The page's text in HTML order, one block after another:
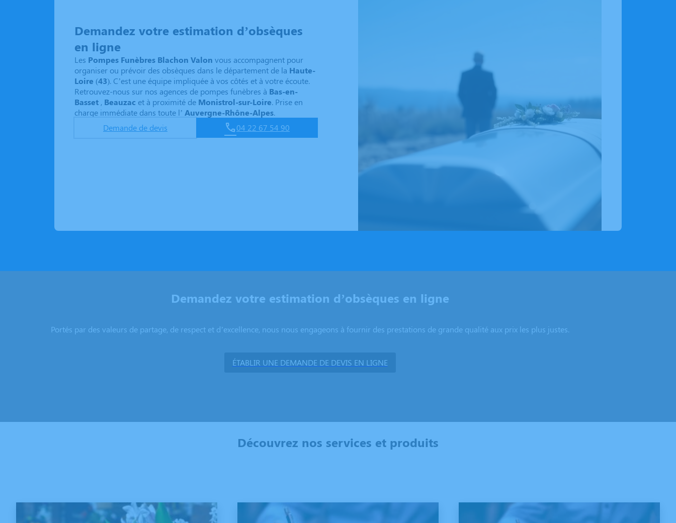
Demandez votre estimation d’obsèques
en ligne
Les Pompes Funèbres Blachon Valon vous accompagnent pour
organiser ou prévoir des obsèques dans le département de la Haute-
Loire (43). C’est une équipe impliquée à vos côtés et à votre écoute.
Retrouvez-nous sur nos agences de pompes funèbres à Bas-en-
Basset , Beauzac et à proximité de Monistrol-sur-Loire. Prise en
charge immédiate dans toute l’ Auvergne-Rhône-Alpes.
Demande de devis
04 22 67 54 90
Demandez votre estimation d’obsèques en ligne
Portés par des valeurs de partage, de respect et d’excellence, nous nous engageons à fournir des prestations de grande qualité aux prix les plus justes.
ÉTABLIR UNE DEMANDE DE DEVIS EN LIGNE
Découvrez nos services et produits